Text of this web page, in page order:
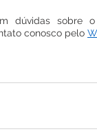
dúvidas sobre o
conosco pelo